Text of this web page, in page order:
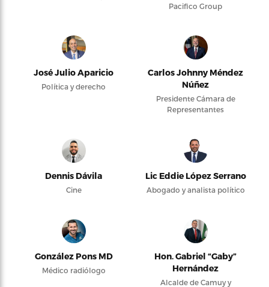
Pacifico Group
José Julio Aparicio
Política y derecho
Carlos Johnny Méndez
Núñez
Presidente Cámara de
Representantes
Dennis Dávila
Cine
Lic Eddie López Serrano
Abogado y analista político
González Pons MD
Médico radiólogo
Hon. Gabriel “Gaby”
Hernández
Alcalde de Camuy y